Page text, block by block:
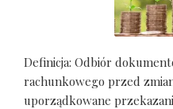
Definicja: Odbiór
rachunkowego przed
uporządkowane